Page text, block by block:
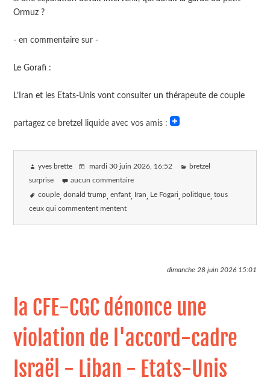
Ormuz ?
- en commentaire sur -
Le Gorafi :
L’Iran et les Etats-Unis vont consulter un thérapeute de couple⁠
partagez ce bretzel liquide avec vos amis :
yves brette mardi 30 juin 2026 , 16:52 bretzel
surprise aucun commentaire
couple donald trump enfant Iran Le Fogari politique tous
ceux qui commentent mentent
dimanche 28 juin 202615:01
la CFE-CGC dénonce une
violation de l'accord-cadre
Israël - Liban - Etats-Unis